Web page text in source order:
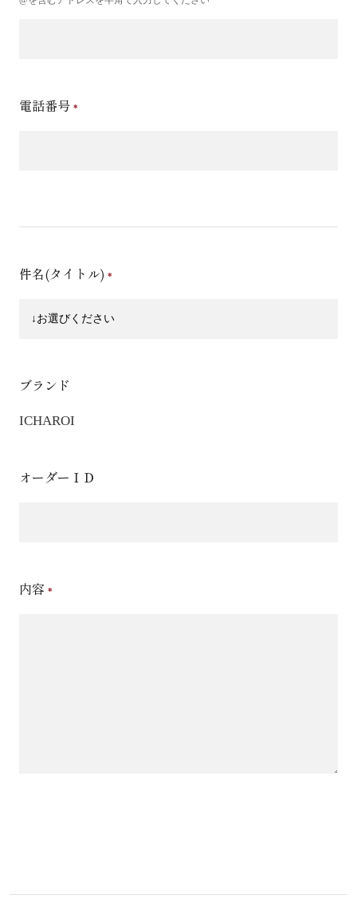
電話番号
件名(タイトル)
ブランド
ICHAROI
オーダーＩＤ
内容